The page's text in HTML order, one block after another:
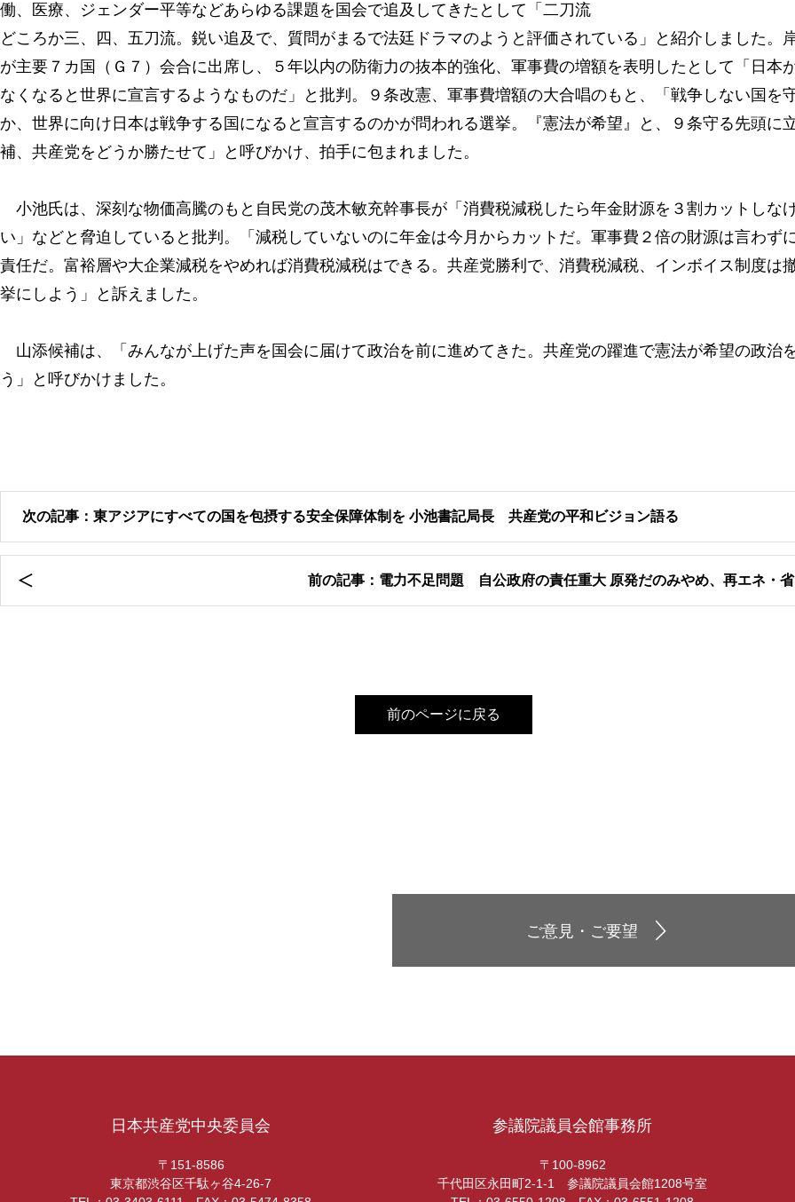
働、医療、ジェンダー平等などあらゆる課題を国会で追及してきたとして「二刀流
どころか三、四、五刀流。鋭い追及で、質問がまるで法廷ドラマのようと評価されている」と紹介しました。
が主要７カ国（Ｇ７）会合に出席し、５年以内の防衛力の抜本的強化、軍事費の増額を表明したとして「日本
なくなると世界に宣言するようなものだ」と批判。９条改憲、軍事費増額の大合唱のもと、「戦争しない国を
か、世界に向け日本は戦争する国になると宣言するのかが問われる選挙。『憲法が希望』と、９条守る先頭に
補、共産党をどうか勝たせて」と呼びかけ、拍手に包まれました。
小池氏は、深刻な物価高騰のもと自民党の茂木敏充幹事長が「消費税減税したら年金財源を３割カットしな
い」などと脅迫していると批判。「減税していないのに年金は今月からカットだ。軍事費２倍の財源は言わず
責任だ。富裕層や大企業減税をやめれば消費税減税はできる。共産党勝利で、消費税減税、インボイス制度は
挙にしよう」と訴えました。
山添候補は、「みんなが上げた声を国会に届けて政治を前に進めてきた。共産党の躍進で憲法が希望の政治
う」と呼びかけました。
次の記事：東アジアにすべての国を包摂する安全保障体制を 小池書記局長 共産党の平和ビジョン語る
前の記事：電力不足問題 自公政府の責任重大 原発だのみやめ、再エネ・
前のページに戻る
ご意見・ご要望
日本共産党中央委員会
〒151-8586
東京都渋谷区千駄ヶ谷4-26-7
参議院議員会館事務所
〒100-8962
千代田区永田町2-1-1 参議院議員会館1208号室